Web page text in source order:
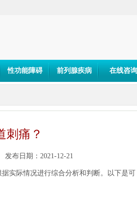
性功能障碍 前列腺疾病 在线咨询
刺痛？
发布日期：2021-12-21
实际情况进行综合分析和判断。以下是可